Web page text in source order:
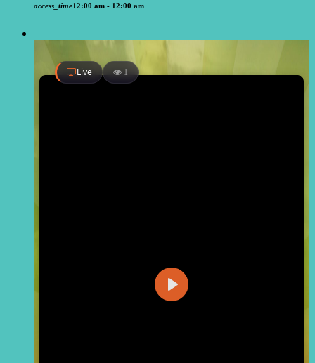
access_time12:00 am - 12:00 am